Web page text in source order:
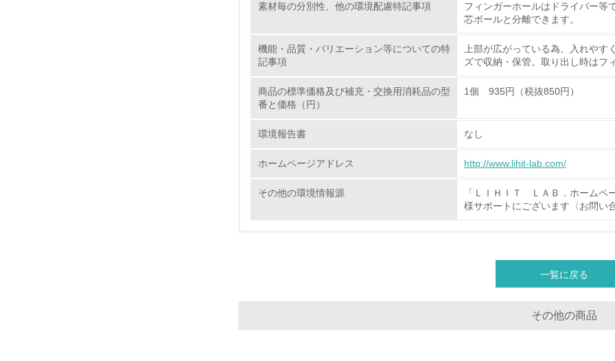
包装・物流
非該当（包装・物流を必要とする業務を行っていない）
16.
非該当（化学物質を使用していない）
<L1> 廃棄物の発生量の削減及びリサイクルの推進、適正処理を
素材毎の分別性、他の環境配慮特記事項
フィンガーホールはドライバー等
芯ボールと分離できます。
機能・品質・バリエーション等についての特
記事項
上部が広がっている為、入れや
ズで収納・保管。取り出し時はフ
商品の標準価格及び補充・交換用消耗品の型
番と価格（円）
1個 935円（税抜850円）
環境報告書 なし
ホームページアドレス http://www.lihit-lab.com/
その他の環境情報源
「ＬＩＨＩＴ ＬＡＢ．ホームペ
様サポートにございます〈お問い
一覧に戻る
その他の商品